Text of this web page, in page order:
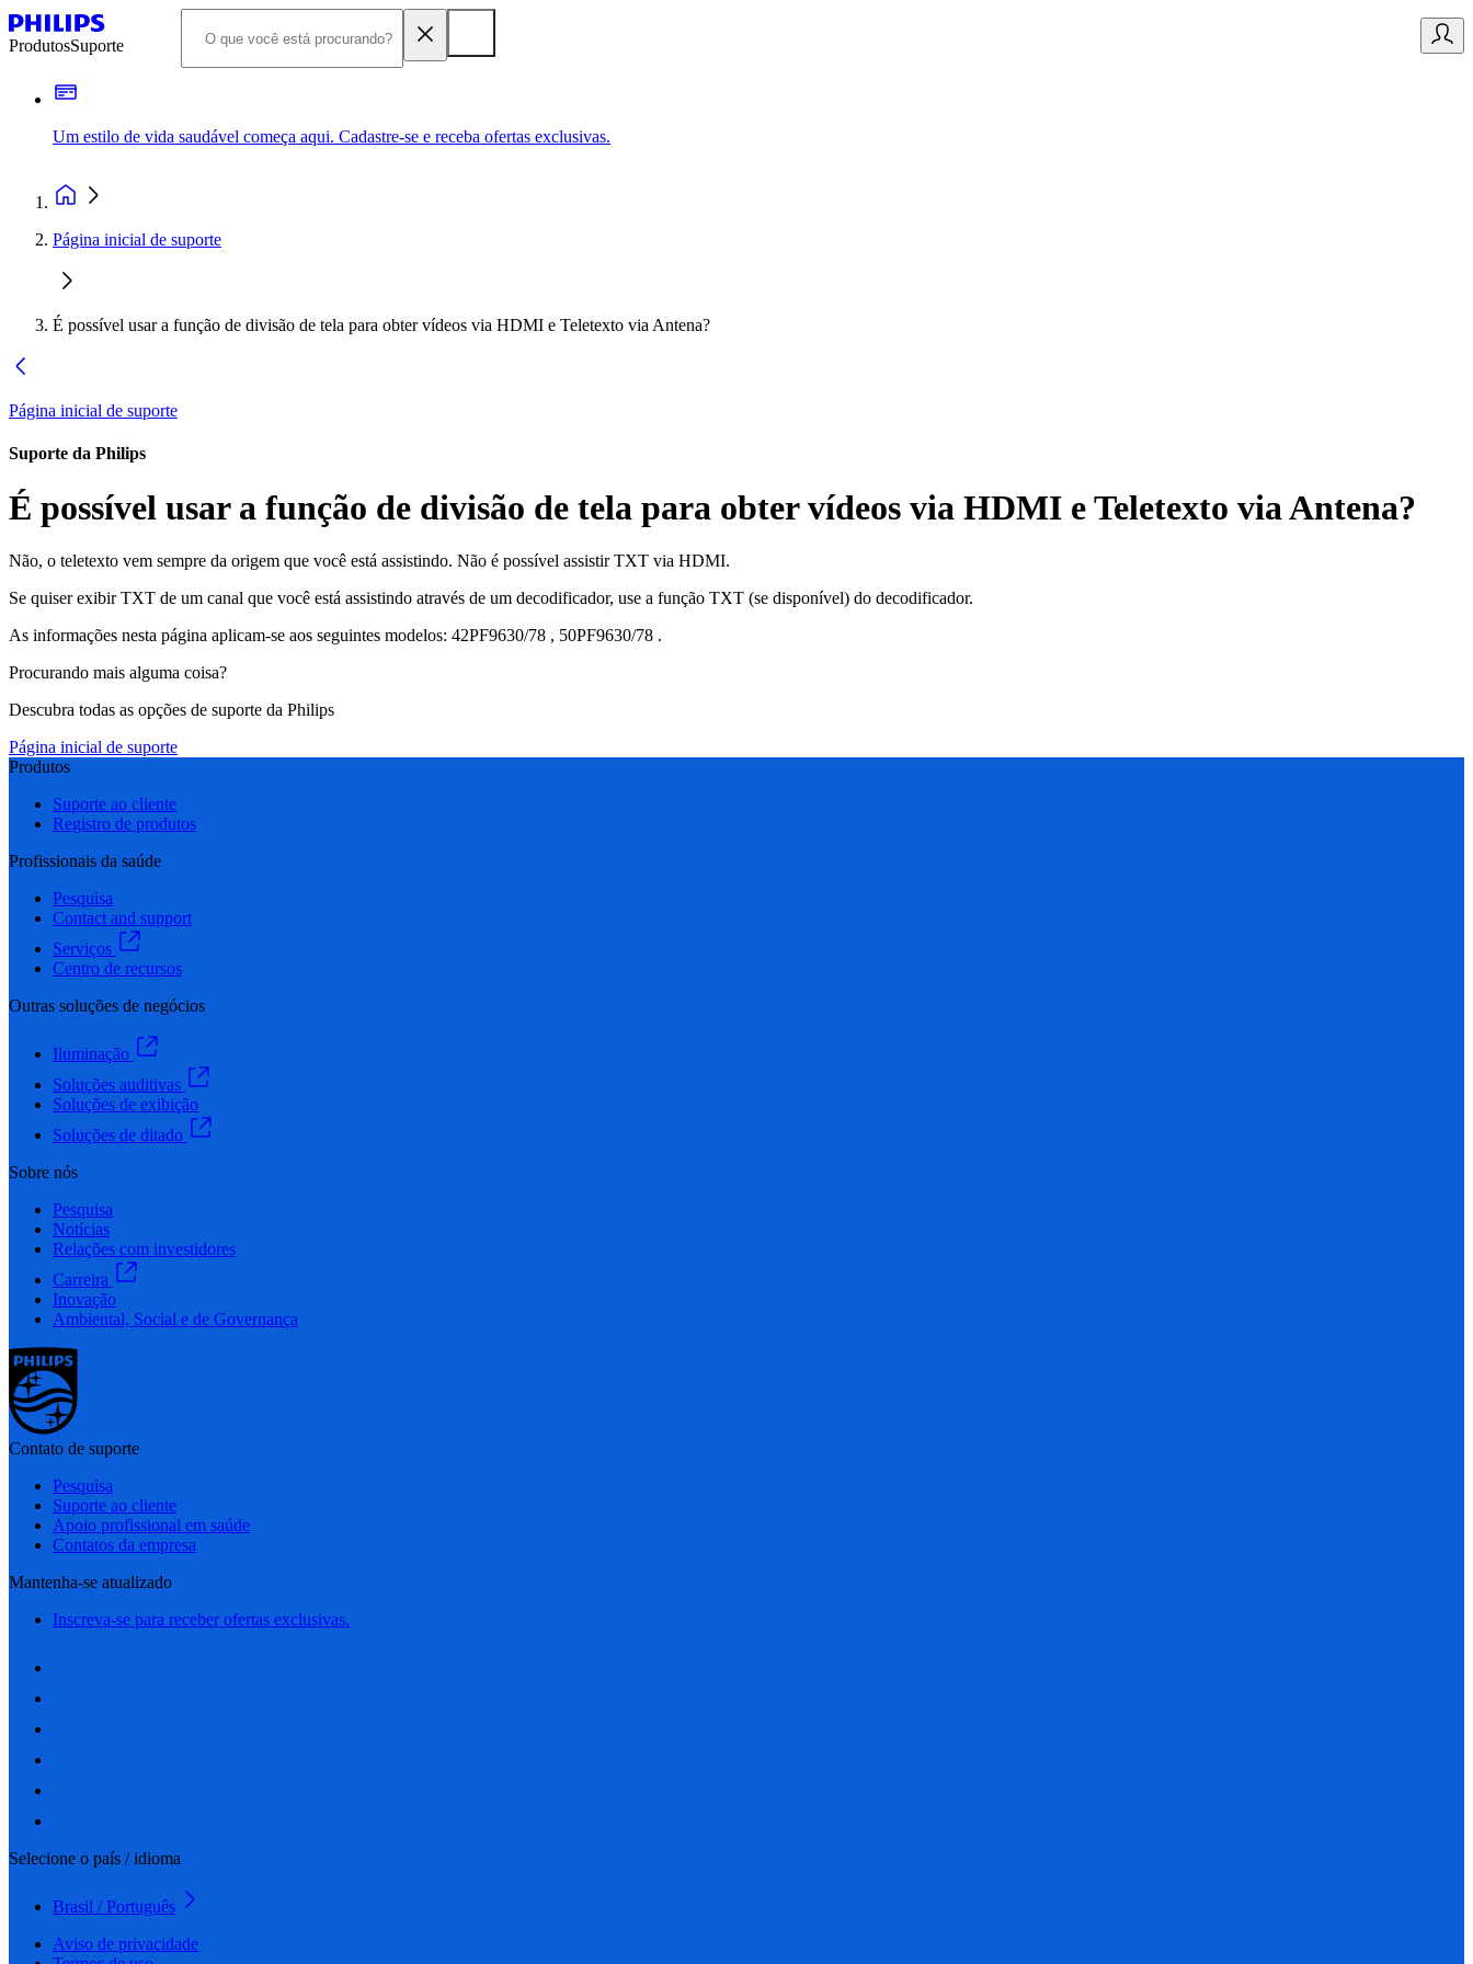
ProdutosSuporte
Um estilo de vida saudável começa aqui. Cadastre-se e receba ofertas exclusivas.
Página inicial de suporte
É possível usar a função de divisão de tela para obter vídeos via HDMI e Teletexto via Antena?
Página inicial de suporte
Suporte da Philips
É possível usar a função de divisão de tela para obter vídeos via HDMI e Teletexto via Antena?
Não, o teletexto vem sempre da origem que você está assistindo. Não é possível assistir TXT via HDMI.
Se quiser exibir TXT de um canal que você está assistindo através de um decodificador, use a função TXT (se disponível) do decodificador.
As informações nesta página aplicam-se aos seguintes modelos: 42PF9630/78 , 50PF9630/78 .
Procurando mais alguma coisa?
Descubra todas as opções de suporte da Philips
Página inicial de suporte
Produtos
Suporte ao cliente
Registro de produtos
Profissionais da saúde
Pesquisa
Contact and support
Serviços
Centro de recursos
Outras soluções de negócios
Iluminação
Soluções auditivas
Soluções de exibição
Soluções de ditado
Sobre nós
Pesquisa
Notícias
Relações com investidores
Carreira
Inovação
Ambiental, Social e de Governança
Contato de suporte
Pesquisa
Suporte ao cliente
Apoio profissional em saúde
Contatos da empresa
Mantenha-se atualizado
Inscreva-se para receber ofertas exclusivas.
Selecione o país / idioma
Brasil / Português
Aviso de privacidade